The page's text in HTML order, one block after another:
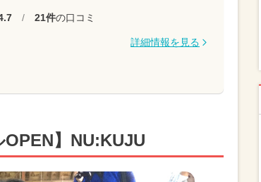
/ 21件の口コミ
詳細情報を見る
】NU:KUJU